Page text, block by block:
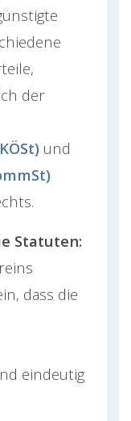
der
und
Statuten:
dass die
eindeutig